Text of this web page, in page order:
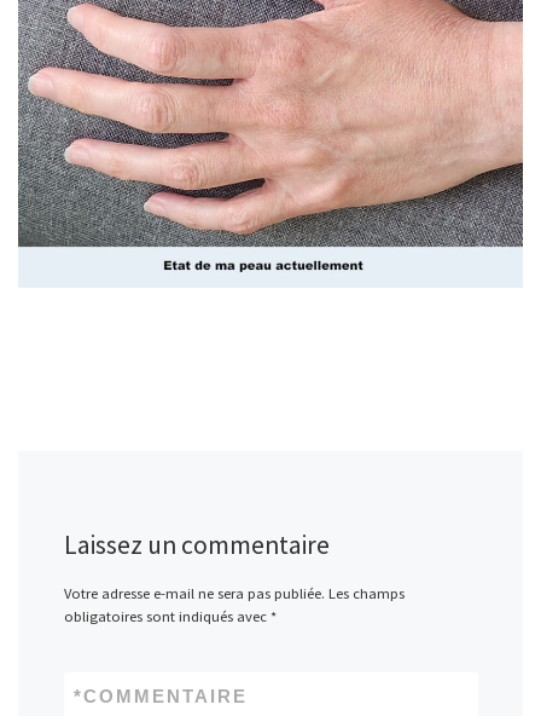
Laissez un commentaire
Votre adresse e-mail ne sera pas publiée. Les champs
obligatoires sont indiqués avec *
COMMENTAIRE
*